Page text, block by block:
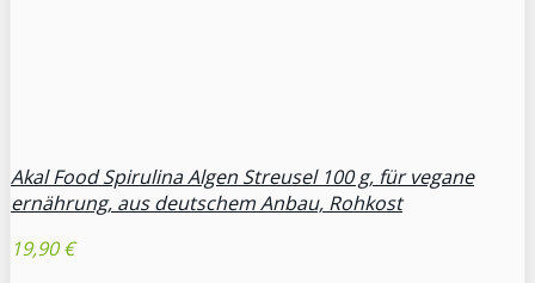
Akal Food Spirulina Algen Streusel 100 g, für vegane
ernährung, aus deutschem Anbau, Rohkost
19,90 €